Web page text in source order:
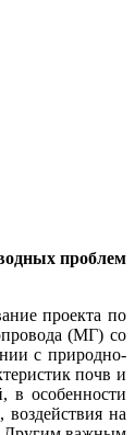
проблем
проекта по
(МГ) со
с природно-
почв и
в особенности
на